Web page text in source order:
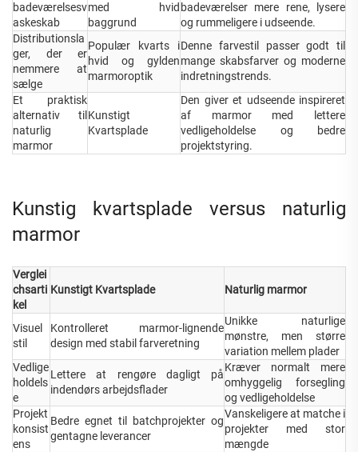
badeværelsesv
askeskab
med hvid
baggrund
badeværelser mere rene, lysere
og rummeligere i udseende.
Distributionsla
ger, der er
nemmere at
sælge
Populær kvarts i
hvid og gylden
marmoroptik
Denne farvestil passer godt til
mange skabsfarver og moderne
indretningstrends.
Et praktisk
alternativ til
naturlig
marmor
Kunstigt
Kvartsplade
Den giver et udseende inspireret
af marmor med lettere
vedligeholdelse og bedre
projektstyring.
Kunstig kvartsplade versus naturlig
marmor
Verglei
chsarti
kel
Kunstigt Kvartsplade Naturlig marmor
Visuel
stil
Kontrolleret marmor-lignende
design med stabil farveretning
Unikke naturlige
mønstre, men større
variation mellem plader
Vedlige
holdels
e
Lettere at rengøre dagligt på
indendørs arbejdsflader
Kræver normalt mere
omhyggelig forsegling
og vedligeholdelse
Projekt
konsist
ens
Bedre egnet til batchprojekter og
gentagne leverancer
Vanskeligere at matche i
projekter med stor
mængde